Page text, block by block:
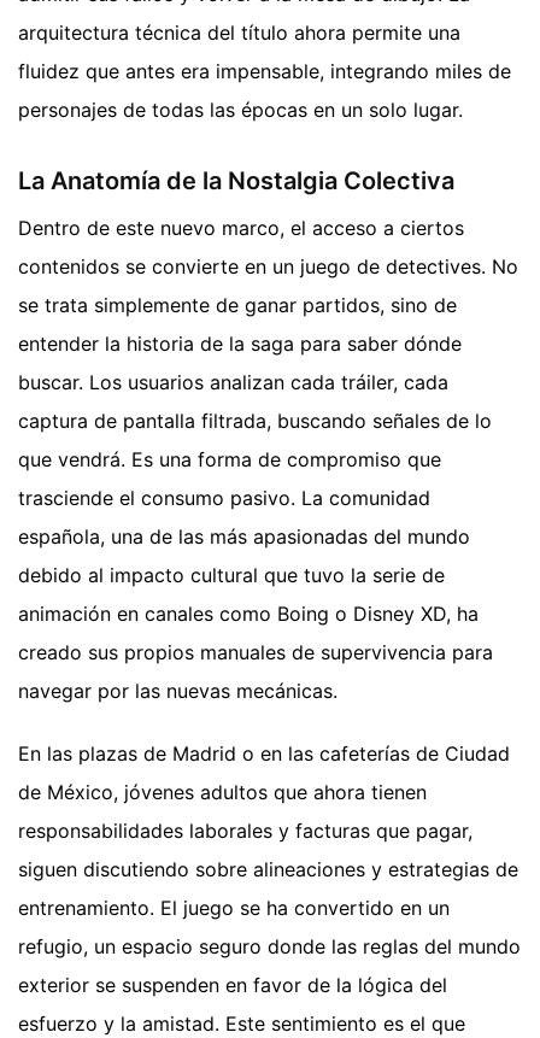
arquitectura técnica del título ahora permite una
fluidez que antes era impensable, integrando miles de
personajes de todas las épocas en un solo lugar.
La Anatomía de la Nostalgia Colectiva
Dentro de este nuevo marco, el acceso a ciertos
contenidos se convierte en un juego de detectives. No
se trata simplemente de ganar partidos, sino de
entender la historia de la saga para saber dónde
buscar. Los usuarios analizan cada tráiler, cada
captura de pantalla filtrada, buscando señales de lo
que vendrá. Es una forma de compromiso que
trasciende el consumo pasivo. La comunidad
española, una de las más apasionadas del mundo
debido al impacto cultural que tuvo la serie de
animación en canales como Boing o Disney XD, ha
creado sus propios manuales de supervivencia para
navegar por las nuevas mecánicas.
En las plazas de Madrid o en las cafeterías de Ciudad
de México, jóvenes adultos que ahora tienen
responsabilidades laborales y facturas que pagar,
siguen discutiendo sobre alineaciones y estrategias de
entrenamiento. El juego se ha convertido en un
refugio, un espacio seguro donde las reglas del mundo
exterior se suspenden en favor de la lógica del
esfuerzo y la amistad. Este sentimiento es el que